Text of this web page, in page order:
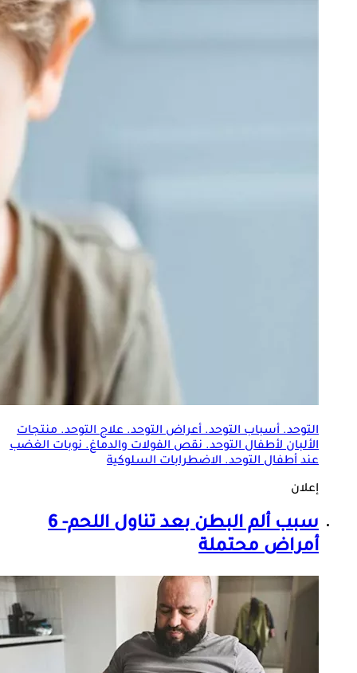
التوحد. أسباب التوحد. أعراض التوحد. علاج التوحد. منتجات
الألبان لأطفال التوحد. نقص الفولات والدماغ. نوبات الغضب
عند أطفال التوحد. الاضطرابات السلوكية
إعلان
سبب ألم البطن بعد تناول اللحم- 6
أمراض محتملة